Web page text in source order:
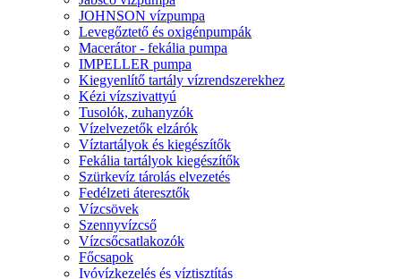
JOHNSON vízpumpa
Levegőztető és oxigénpumpák
Macerátor - fekália pumpa
IMPELLER pumpa
Kiegyenlítő tartály vízrendszerekhez
Kézi vízszivattyú
Tusolók, zuhanyzók
Vízelvezetők elzárók
Víztartályok és kiegészítők
Fekália tartályok kiegészítők
Szürkevíz tárolás elvezetés
Fedélzeti áteresztők
Vízcsövek
Szennyvízcső
Vízcsőcsatlakozók
Főcsapok
Ivóvízkezelés és víztisztítás